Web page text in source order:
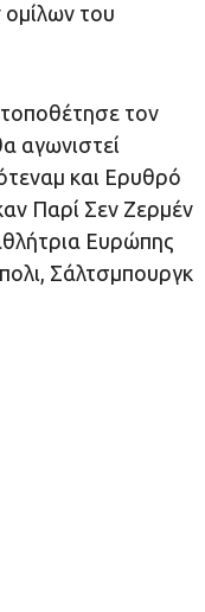
του
τον
αγωνιστεί
και Ερυθρό
Παρί Σεν Ζερμέν
Ευρώπης
Σάλτσμπουργκ